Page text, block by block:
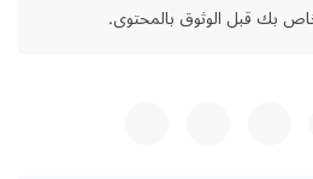
بك قبل الوثوق بالمحتوى.